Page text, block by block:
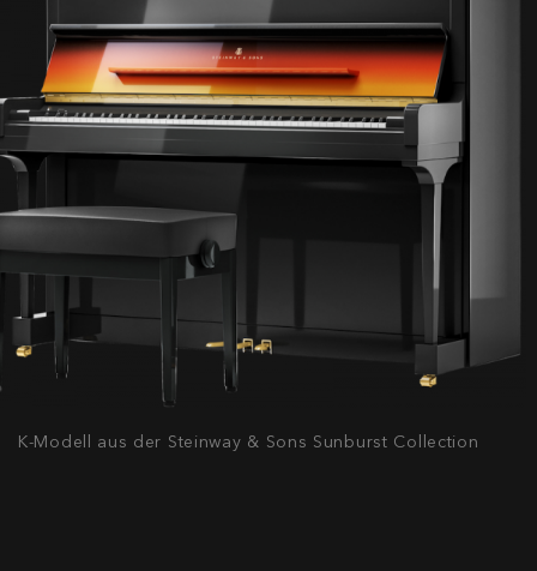
K-Modell aus der Steinway & Sons Sunburst Collection